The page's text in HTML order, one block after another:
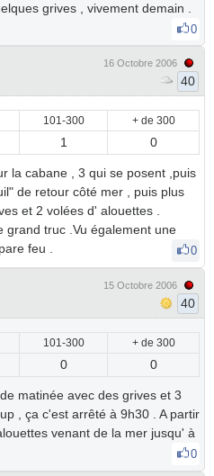
grives , vivement demain .
0
16 Octobre 2006
40
101-300 + de 300
1 0
la cabane , 3 qui se posent ,puis
de retour côté mer , puis plus
et 2 volées d' alouettes .
grand truc .Vu également une
feu .
0
15 Octobre 2006
40
101-300 + de 300
0 0
matinée avec des grives et 3
, ça c'est arrêté à 9h30 . A partir
venant de la mer jusqu' à
0